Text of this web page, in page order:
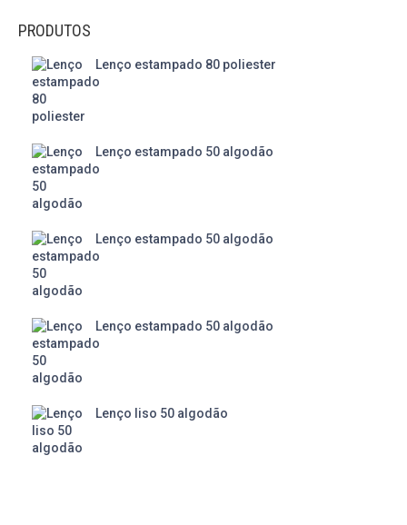
PRODUTOS
Lenço estampado 80 poliester
Lenço estampado 50 algodão
Lenço estampado 50 algodão
Lenço estampado 50 algodão
Lenço liso 50 algodão